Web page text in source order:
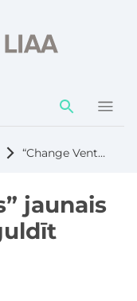
Darbības
elementi
“Change Ventures” jaunais fonds turpinās ieguldīt Baltijas valstīs
jaunais